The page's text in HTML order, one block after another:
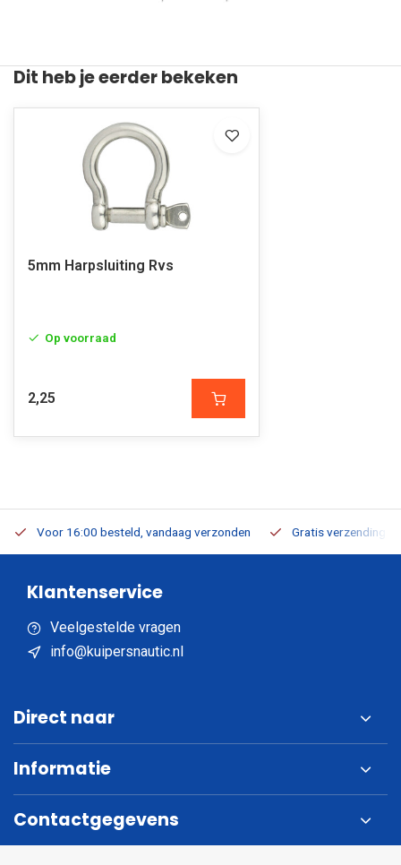
Dit heb je eerder bekeken
5mm Harpsluiting Rvs
Op voorraad
2,25
Voor 16:00 besteld, vandaag verzonden Gratis verzending
Klantenservice
Veelgestelde vragen
info@kuipersnautic.nl
Direct naar
Informatie
Contactgegevens